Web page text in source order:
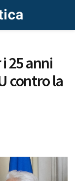
25 anni
contro la